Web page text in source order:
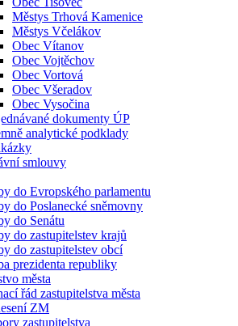
Městys Trhová Kamenice
Městys Včelákov
Obec Vítanov
Obec Vojtěchov
Obec Vortová
Obec Všeradov
Obec Vysočina
dokumenty ÚP
analytické podklady
smlouvy
do Evropského parlamentu
do Poslanecké sněmovny
do Senátu
do zastupitelstev krajů
do zastupitelstev obcí
prezidenta republiky
města
řád zastupitelstva města
ZM
zastupitelstva